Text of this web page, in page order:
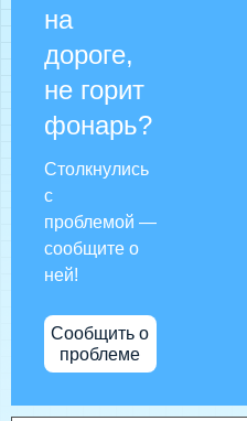
на
дороге,
не горит
фонарь?
Столкнулись
с
проблемой —
сообщите о
ней!
Сообщить о
проблеме